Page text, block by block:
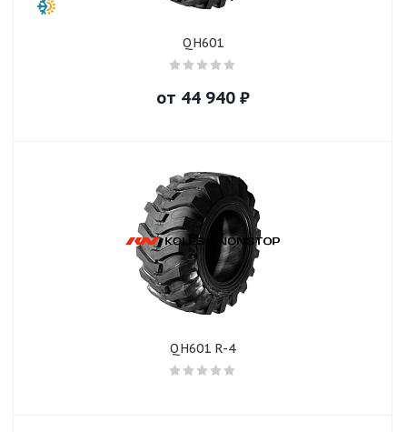
QH601
от 44 940₽
QH601 R-4